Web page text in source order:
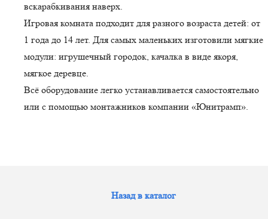
вскарабкивания наверх.
Игровая комната подходит для разного возраста детей: от
1 года до 14 лет. Для самых маленьких изготовили мягкие
модули: игрушечный городок, качалка в виде якоря,
мягкое деревце.
Всё оборудование легко устанавливается самостоятельно
или с помощью монтажников компании «Юнитрамп».
Назад в каталог